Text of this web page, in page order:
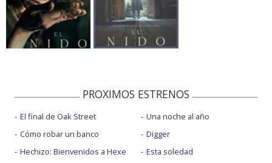
PROXIMOS ESTRENOS
El final de Oak Street
Cómo robar un banco
Hechizo: Bienvenidos a Hexe
Una noche al año
Digger
Esta soledad